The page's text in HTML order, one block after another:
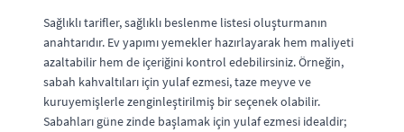
Sağlıklı tarifler, sağlıklı beslenme listesi oluşturmanın
anahtarıdır. Ev yapımı yemekler hazırlayarak hem maliyeti
azaltabilir hem de içeriğini kontrol edebilirsiniz. Örneğin,
sabah kahvaltıları için yulaf ezmesi, taze meyve ve
kuruyemişlerle zenginleştirilmiş bir seçenek olabilir.
Sabahları güne zinde başlamak için yulaf ezmesi idealdir;